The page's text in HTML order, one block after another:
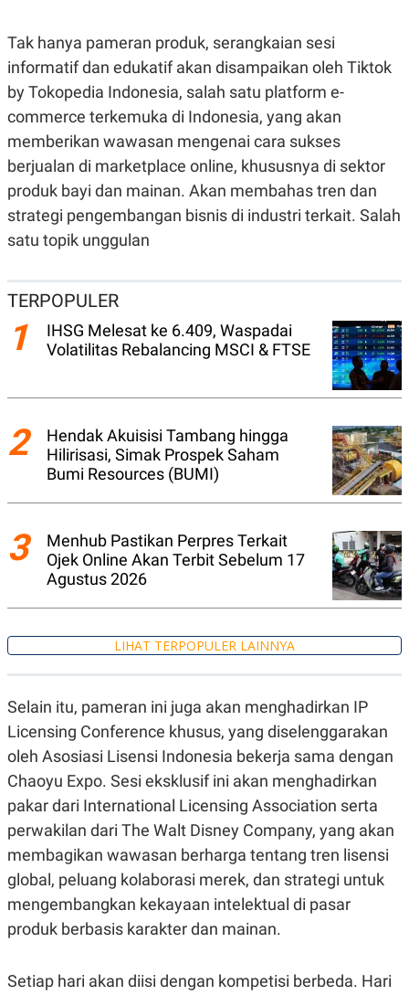
D
A
T
A
E
S
K
N
T
A
N
V
L
P
S
U
S
K
O
N
T
A
A
D
E
P
R
E
E
E
A
S
I
L
A
A
A
N
C
A
K
K
I
J
E
M
I
E
N
E
P
A
E
R
A
D
V
E
R
T
I
S
N
G
K
G
D
Tak hanya pameran produk, serangkaian sesi
informatif dan edukatif akan disampaikan oleh Tiktok
by Tokopedia Indonesia, salah satu platform e-
commerce terkemuka di Indonesia, yang akan
memberikan wawasan mengenai cara sukses
berjualan di marketplace online, khususnya di sektor
produk bayi dan mainan. Akan membahas tren dan
strategi pengembangan bisnis di industri terkait. Salah
satu topik unggulan
TERPOPULER
1
IHSG Melesat ke 6.409, Waspadai
Volatilitas Rebalancing MSCI & FTSE
2
Hendak Akuisisi Tambang hingga
Hilirisasi, Simak Prospek Saham
Bumi Resources (BUMI)
3
Menhub Pastikan Perpres Terkait
Ojek Online Akan Terbit Sebelum 17
Agustus 2026
LIHAT TERPOPULER LAINNYA
Selain itu, pameran ini juga akan menghadirkan IP
Licensing Conference khusus, yang diselenggarakan
oleh Asosiasi Lisensi Indonesia bekerja sama dengan
Chaoyu Expo. Sesi eksklusif ini akan menghadirkan
pakar dari International Licensing Association serta
perwakilan dari The Walt Disney Company, yang akan
membagikan wawasan berharga tentang tren lisensi
global, peluang kolaborasi merek, dan strategi untuk
mengembangkan kekayaan intelektual di pasar
produk berbasis karakter dan mainan.
Setiap hari akan diisi dengan kompetisi berbeda. Hari